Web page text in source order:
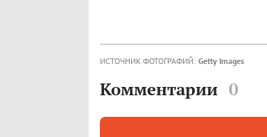
ИСТОЧНИК ФОТОГРАФИЙ: Getty Images
Комментарии 0